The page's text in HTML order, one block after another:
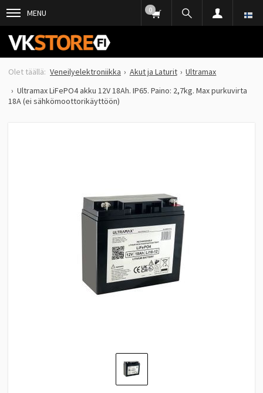
MENU 0
Veneilyelektroniikka Akut ja Laturit
Ultramax
Ultramax LiFePO4 akku 12V 18Ah. IP65. Paino: 2,7kg. Max purkuvirta
18A (ei sähkömoottorikäyttöön)